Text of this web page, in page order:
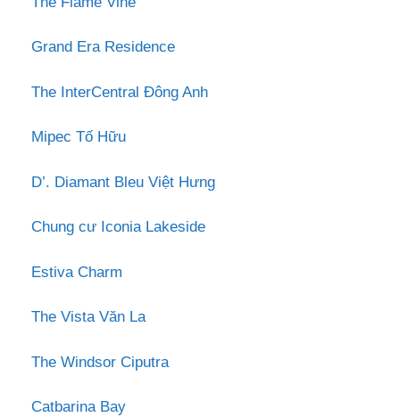
Grand Era Residence
The InterCentral Đông Anh
Mipec Tố Hữu
D’. Diamant Bleu Việt Hưng
Chung cư Iconia Lakeside
Estiva Charm
The Vista Văn La
The Windsor Ciputra
Catbarina Bay